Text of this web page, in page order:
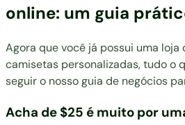
online: um guia
Agora que você já possui uma loja
camisetas personalizadas, tudo o
seguir o nosso guia de negócios
Acha de $25 é muito por